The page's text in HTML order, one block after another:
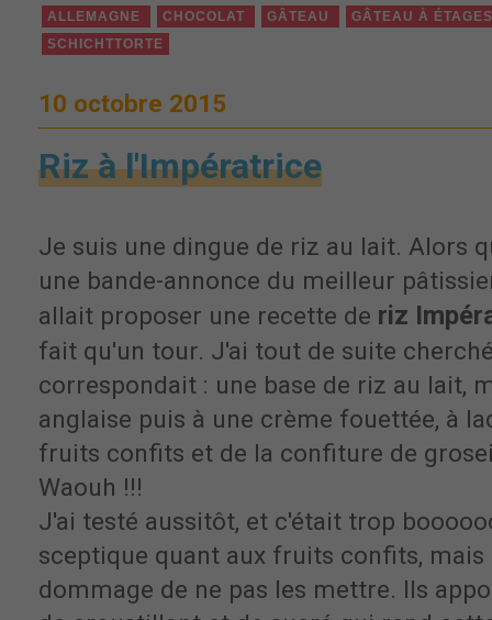
ALLEMAGNE CHOCOLAT GÂTEAU
GÂTEAU À
SCHICHTTORTE
10 octobre 2015
Riz à l'Impératrice
Je suis une dingue de riz au lait. Alors
une bande-annonce du meilleur
allait proposer une recette de riz
fait qu'un tour. J'ai tout de suite
correspondait : une base de riz au lait,
anglaise puis à une crème fouettée, à
fruits confits et de la confiture de
Waouh !!!
J'ai testé aussitôt, et c'était trop
sceptique quant aux fruits confits,
dommage de ne pas les mettre. Ils